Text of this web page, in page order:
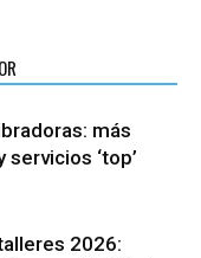
más
‘top’
2026: